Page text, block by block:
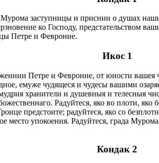
заступницы и приснии о душах
ко Господу, предстательством
Петре и Февроние.
Икос 1
Петре и Февроние, от юности
емуже чудящеся и чудесы вашими
хранители и душевныя и телесныя
Радуйтеся, яко во плоти, яко
предстоите; радуйтеся, яко со
место упокоения. Радуйтеся, града
Кондак 2